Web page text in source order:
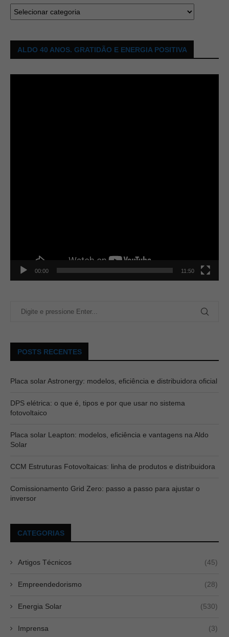
ALDO 40 ANOS. GRATIDÃO E ENERGIA POSITIVA
00:00 11:50
POSTS RECENTES
Placa solar Astronergy: modelos, eficiência e distribuidora oficial
DPS elétrica: o que é, tipos e por que usar no sistema
fotovoltaico
Placa solar Leapton: modelos, eficiência e vantagens na Aldo
Solar
CCM Estruturas Fotovoltaicas: linha de produtos e distribuidora
Comissionamento Grid Zero: passo a passo para ajustar o
inversor
CATEGORIAS
Artigos Técnicos (45)
Empreendedorismo (28)
Energia Solar (530)
Imprensa (3)